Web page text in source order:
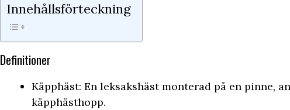
Innehållsförteckning
Definitioner
Käpphäst: En leksakshäst monterad på en pinne,
käpphästhopp.